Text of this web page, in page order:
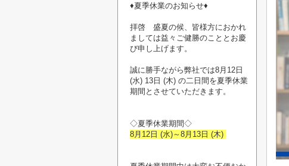
♦︎夏季休業のお知らせ♦︎
拝啓 盛夏の候、皆様方におかれ
ましては益々ご健勝のこととお慶
び申し上げます。
誠に勝手ながら弊社では8月12日
(水) 13日 (木) の二日間を夏季休業
期間とさせていただきます。
◇夏季休業期間◇
8月12日 (水)～8月13日 (木)